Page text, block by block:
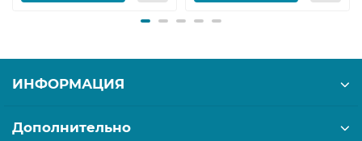
ИНФОРМАЦИЯ
Дополнительно